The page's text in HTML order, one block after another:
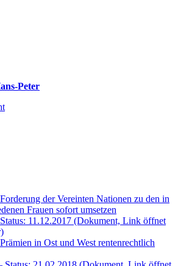
Peter
der Vereinten Nationen zu den in
Frauen sofort umsetzen
11.12.2017 (Dokument, Link öffnet
in Ost und West rentenrechtlich